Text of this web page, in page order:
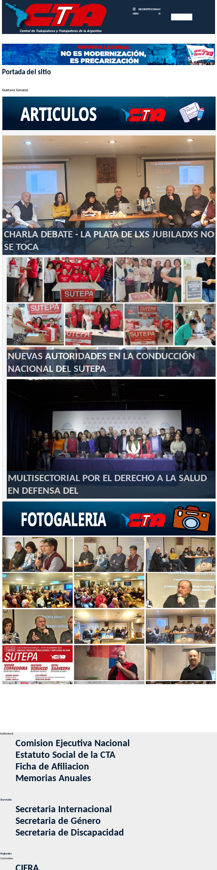
MENU
INICIOINSTITUCIONAL MEMORIAS
ANUALES
Portada del sitio
Gustavo Sorucco
CHARLA DEBATE - LA PLATA DE LXS JUBILADXS NO
SE TOCA
NUEVAS AUTORIDADES EN LA CONDUCCIÓN
NACIONAL DEL SUTEPA
MULTISECTORIAL POR EL DERECHO A LA SALUD
EN DEFENSA DEL
Institucional
Comision Ejecutiva Nacional
Estatuto Social de la CTA
Ficha de Afiliacion
Memorias Anuales
Secretarias
Secretaria Internacional
Secretaria de Género
Secretaria de Discapacidad
Regionales
Contenidos